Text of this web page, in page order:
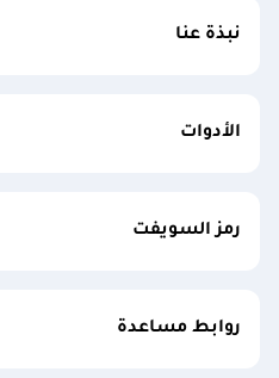
نبذة عنا
الأدوات
رمز السويفت
روابط مساعدة